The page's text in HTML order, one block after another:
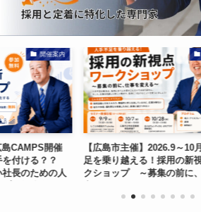
開催案内
CAMPS開催
付ける？？
長のための人
【広島市主催】2026.9～10
足を乗り越える！採用の新
クショップ ～募集の前に